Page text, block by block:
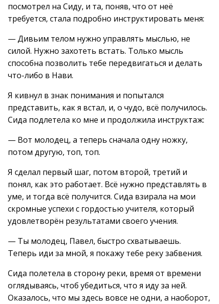
посмотрел на Сиду, и та, поняв, что от неё
требуется, стала подробно инструктировать меня:
— Дивьим телом нужно управлять мыслью, не
силой. Нужно захотеть встать. Только мысль
способна позволить тебе передвигаться и делать
что-либо в Нави.
Я кивнул в знак понимания и попытался
представить, как я встал, и, о чудо, всё получилось.
Сида подлетела ко мне и продолжила инструктаж:
— Вот молодец, а теперь сначала одну ножку,
потом другую, топ, топ.
Я сделал первый шаг, потом второй, третий и
понял, как это работает. Всё нужно представлять в
уме, и тогда всё получится. Сида взирала на мои
скромные успехи с гордостью учителя, который
удовлетворён результатами своего учения.
— Ты молодец, Павел, быстро схватываешь.
Теперь иди за мной, я покажу тебе реку забвения.
Сида полетела в сторону реки, время от времени
оглядываясь, чтоб убедиться, что я иду за ней.
Оказалось, что мы здесь вовсе не одни, а наоборот,